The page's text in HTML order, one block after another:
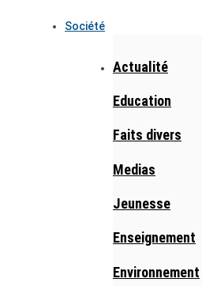
Société
Actualité
Education
Faits divers
Medias
Jeunesse
Enseignement
Environnement